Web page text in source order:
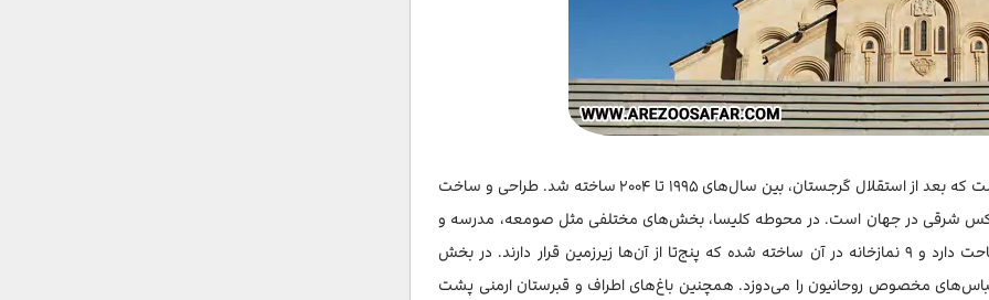
کلیسای جامع تثلیث یکی از معروف‌ترین جاهای دیدنی تفلیس است که بعد از استقلال گرجستان، بین سال‌های ۱۹۹۵ تا ۲۰۰۴ ساخته شد. طراحی و ساخت
شرقی در جهان است. در محوطه کلیسا، بخش‌های مختلفی مثل صومعه، مدرسه و
کالج باغبانی وجود دارد. داخل کلیسا حدود ۳ هزار مترمربع مساحت دارد و ۹ نمازخانه در آن ساخته شده که پنج‌تا از آن‌ها زیرزمین قرار دارند. در بخش
مخصوص روحانیون را می‌دوزد. همچنین باغ‌های اطراف و قبرستان ارمنی پشت